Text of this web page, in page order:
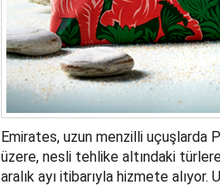
Emirates, uzun menzilli uçuşlarda
üzere, nesli tehlike altındaki
aralık ayı itibarıyla hizmete